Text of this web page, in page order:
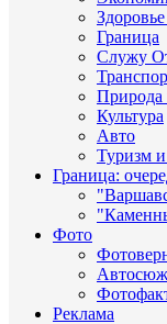
Граница
Служу
Природа
Культура
Авто
Туризм
Граница:
Фото
Реклама